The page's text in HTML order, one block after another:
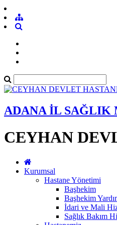
ADANA İL SAĞLIK
CEYHAN
Kurumsal
Hastane Yönetimi
Başhekim
Başhekim
İdari ve Mali
Sağlık Bakım